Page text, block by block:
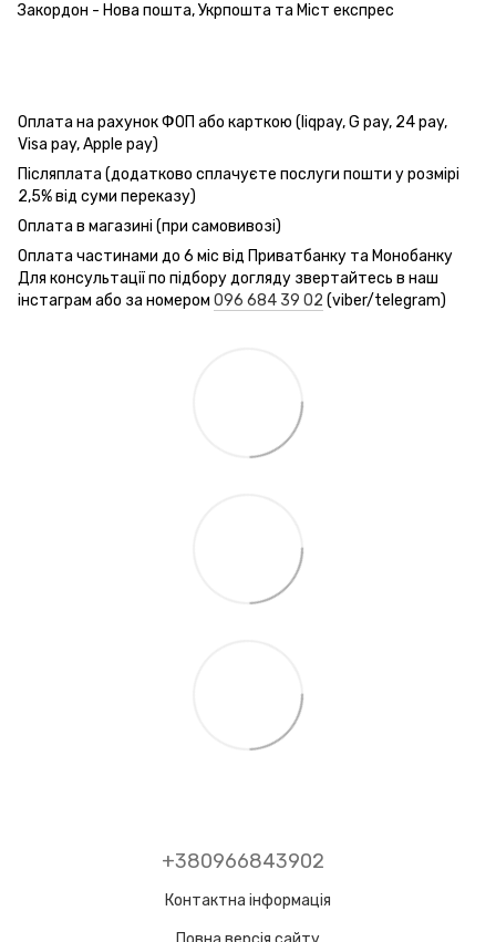
Закордон - Нова пошта, Укрпошта та Міст експрес
Оплата на рахунок ФОП або карткою (liqpay, G pay, 24 pay,
Visa pay, Apple pay)
Післяплата (додатково сплачуєте послуги пошти у розмірі
2,5% від суми переказу)
Оплата в магазині (при самовивозі)
Оплата частинами до 6 міс від Приватбанку та Монобанку
Для консультації по підбору догляду звертайтесь в наш
інстаграм або за номером 096 684 39 02 (viber/telegram)
+380966843902
Контактна інформація